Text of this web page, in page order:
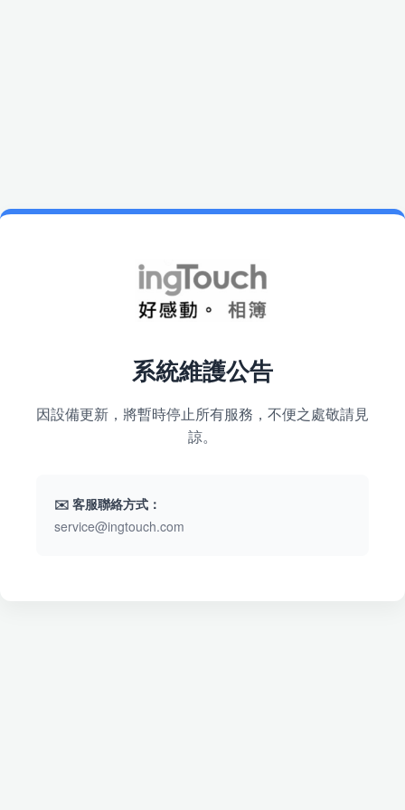
系統維護公告
因設備更新，將暫時停止所有服務，不便之處敬請見
諒。
✉️ 客服聯絡方式：
service@ingtouch.com